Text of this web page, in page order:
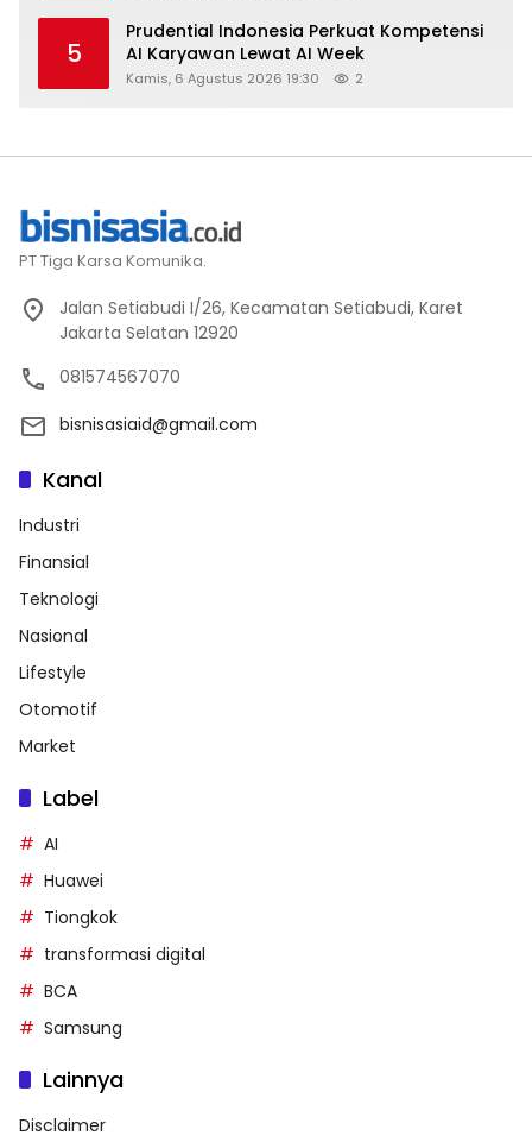
5
Prudential Indonesia Perkuat Kompetensi
AI Karyawan Lewat AI Week
Kamis, 6 Agustus 2026 19:30 2
PT Tiga Karsa Komunika.
Jalan Setiabudi I/26, Kecamatan Setiabudi, Karet
Jakarta Selatan 12920
081574567070
bisnisasiaid@gmail.com
Kanal
Industri
Finansial
Teknologi
Nasional
Lifestyle
Otomotif
Market
Label
AI
Huawei
Tiongkok
transformasi digital
BCA
Samsung
Lainnya
Disclaimer